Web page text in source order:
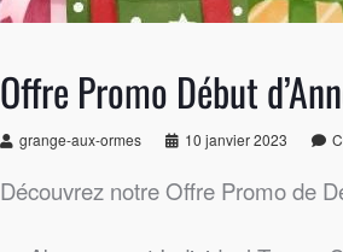
Offre Promo Début
grange-aux-ormes 10 janvier 2023
Découvrez notre Offre Promo de